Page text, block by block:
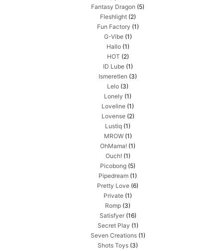
Fantasy Dragon (5)
Fleshlight(2)
Fun Factory (1)
G-Vibe(1)
Hallo(1)
HOT (2)
ID Lube(1)
Ismeretlen (3)
Lelo (3)
Lonely (1)
Loveline (1)
Lovense(2)
Lustiq (1)
MROW(1)
OhMama! (1)
Ouch!(1)
Picobong (5)
Pipedream (1)
Pretty Love (6)
Private (1)
Romp (3)
Satisfyer(16)
Secret Play (1)
Seven Creations(1)
Shots Toys (3)